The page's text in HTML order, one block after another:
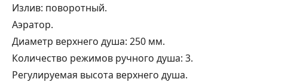
Излив: поворотный.
Аэратор.
Диаметр верхнего душа: 250 мм.
Количество режимов ручного душа: 3.
Регулируемая высота верхнего душа.